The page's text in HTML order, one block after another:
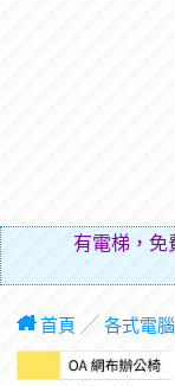
有電梯，免
首頁 ╱ 各式電